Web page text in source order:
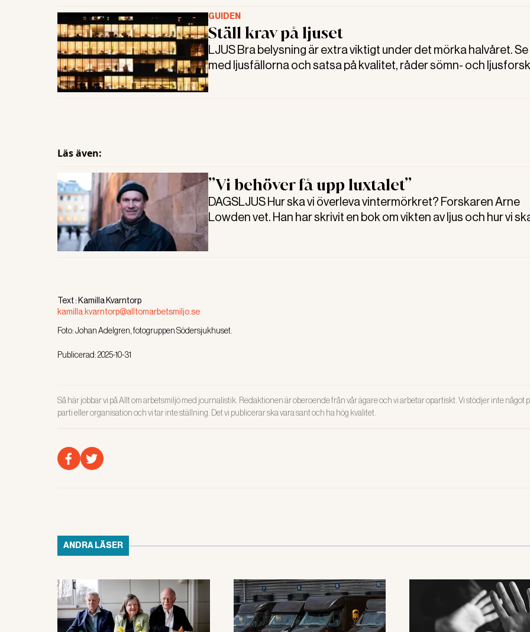
GUIDEN
Ställ krav på ljuset
LJUS Bra belysning är extra viktigt under det mörka halvåret. Se upp
med ljusfällorna och satsa på kvalitet, råder sömn- och ljusforskaren
Läs även:
”Vi behöver få upp luxtalet”
DAGSLJUS Hur ska vi överleva vintermörkret? Forskaren Arne
Lowden vet. Han har skrivit en bok om vikten av ljus och hur vi
Text : Kamilla Kvarntorp
kamilla.kvarntorp@alltomarbetsmiljo.se
Foto:Johan Adelgren, fotogruppen Södersjukhuset.
Publicerad:2025-10-31
Så här jobbar vi på Allt om arbetsmiljö med journalistik. Redaktionen är oberoende från vår ägare och vi arbetar opartiskt. Vi stödjer inte något
parti eller organisation och vi tar inte ställning. Det vi publicerar ska vara sant och ha hög kvalitet.
ANDRA LÄSER